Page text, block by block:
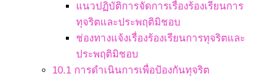
แนวปฏิบัติการจัดการเรื่องร้องเรียนการ
ทุจริตและประพฤติมิชอบ
ช่องทางแจ้งเรื่องร้องเรียนการทุจริตและ
ประพฤติมิชอบ
10.1 การดำเนินการเพื่อป้องกันทุจริต